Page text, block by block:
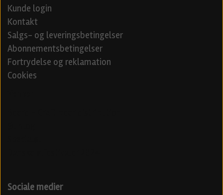
Kunde login
Kontakt
Salgs- og leveringsbetingelser
Abonnementsbetingelser
Fortrydelse og reklamation
Cookies
Sociale medier